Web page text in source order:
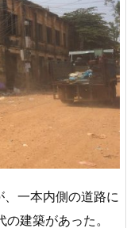
一本内側の道路に
建築があった。